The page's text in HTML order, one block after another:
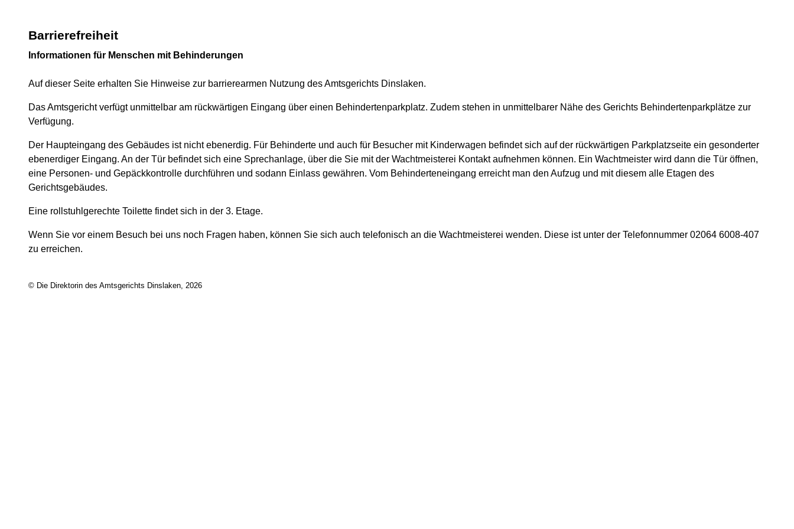
Barrierefreiheit
Informationen für Menschen mit Behinderungen
Auf dieser Seite erhalten Sie Hinweise zur barrierearmen Nutzung des Amtsgerichts Dinslaken.
Das Amtsgericht verfügt unmittelbar am rückwärtigen Eingang über einen Behindertenparkplatz. Zudem stehen in unmittelbarer Nähe des Gerichts Behindertenparkplätze zur
Verfügung.
Der Haupteingang des Gebäudes ist nicht ebenerdig. Für Behinderte und auch für Besucher mit Kinderwagen befindet sich auf der rückwärtigen Parkplatzseite ein gesonderter
ebenerdiger Eingang. An der Tür befindet sich eine Sprechanlage, über die Sie mit der Wachtmeisterei Kontakt aufnehmen können. Ein Wachtmeister wird dann die Tür öffnen,
eine Personen- und Gepäckkontrolle durchführen und sodann Einlass gewähren. Vom Behinderteneingang erreicht man den Aufzug und mit diesem alle Etagen des
Gerichtsgebäudes.
Eine rollstuhlgerechte Toilette findet sich in der 3. Etage.
Wenn Sie vor einem Besuch bei uns noch Fragen haben, können Sie sich auch telefonisch an die Wachtmeisterei wenden. Diese ist unter der Telefonnummer 02064 6008-407
zu erreichen.
© Die Direktorin des Amtsgerichts Dinslaken, 2026